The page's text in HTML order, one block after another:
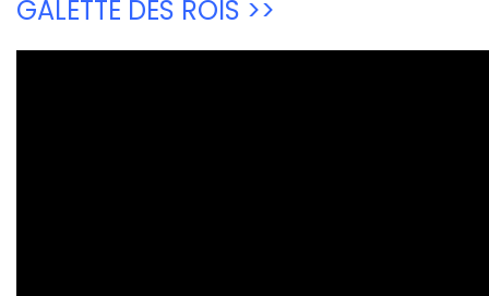
GALETTE DES ROIS >>